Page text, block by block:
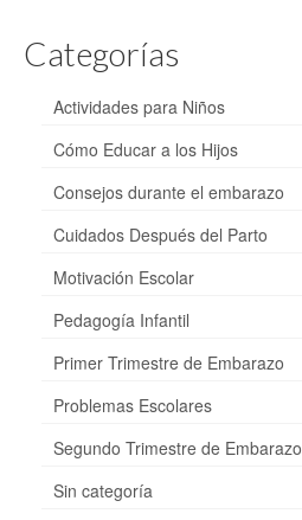
Categorías
Actividades para Niños
Cómo Educar a los Hijos
Consejos durante el embarazo
Cuidados Después del Parto
Motivación Escolar
Pedagogía Infantil
Primer Trimestre de Embarazo
Problemas Escolares
Segundo Trimestre de Embarazo
Sin categoría